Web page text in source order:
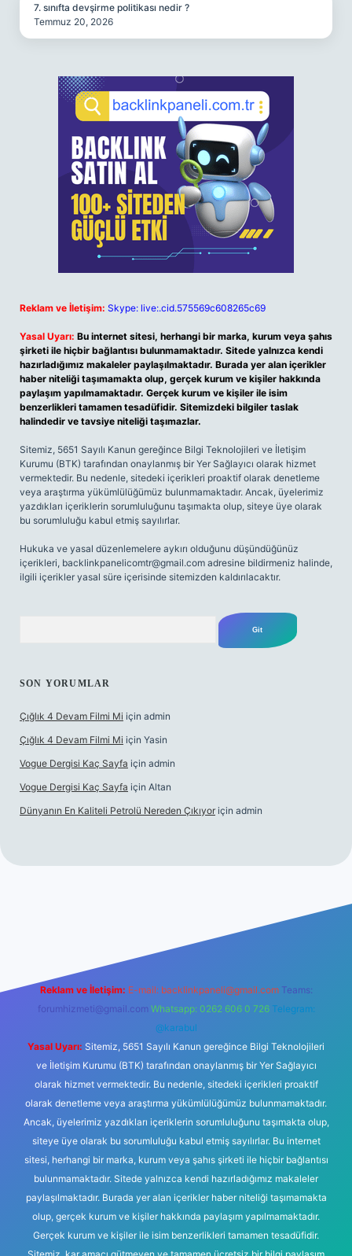
7. sınıfta devşirme politikası nedir ?
Temmuz 20, 2026
Reklam ve İletişim: Skype: live:.cid.575569c608265c69
Yasal Uyarı: Bu internet sitesi, herhangi bir marka, kurum veya şahıs
şirketi ile hiçbir bağlantısı bulunmamaktadır. Sitede yalnızca kendi
hazırladığımız makaleler paylaşılmaktadır. Burada yer alan içerikler
haber niteliği taşımamakta olup, gerçek kurum ve kişiler hakkında
paylaşım yapılmamaktadır. Gerçek kurum ve kişiler ile isim
benzerlikleri tamamen tesadüfidir. Sitemizdeki bilgiler taslak
halindedir ve tavsiye niteliği taşımazlar.
Sitemiz, 5651 Sayılı Kanun gereğince Bilgi Teknolojileri ve İletişim
Kurumu (BTK) tarafından onaylanmış bir Yer Sağlayıcı olarak hizmet
vermektedir. Bu nedenle, sitedeki içerikleri proaktif olarak denetleme
veya araştırma yükümlülüğümüz bulunmamaktadır. Ancak, üyelerimiz
yazdıkları içeriklerin sorumluluğunu taşımakta olup, siteye üye olarak
bu sorumluluğu kabul etmiş sayılırlar.
Hukuka ve yasal düzenlemelere aykırı olduğunu düşündüğünüz
içerikleri, backlinkpanelicomtr@gmail.com adresine bildirmeniz halinde,
ilgili içerikler yasal süre içerisinde sitemizden kaldırılacaktır.
SON YORUMLAR
Çığlık 4 Devam Filmi Mi için admin
Çığlık 4 Devam Filmi Mi için Yasin
Vogue Dergisi Kaç Sayfa için admin
Vogue Dergisi Kaç Sayfa için Altan
Dünyanın En Kaliteli Petrolü Nereden Çıkıyor için admin
Reklam ve İletişim: E-mail: backlinkpaneli@gmail.com Teams:
forumhizmeti@gmail.com Whatsapp: 0262 606 0 726 Telegram:
@karabul
Yasal Uyarı: Sitemiz, 5651 Sayılı Kanun gereğince Bilgi Teknolojileri
ve İletişim Kurumu (BTK) tarafından onaylanmış bir Yer Sağlayıcı
olarak hizmet vermektedir. Bu nedenle, sitedeki içerikleri proaktif
olarak denetleme veya araştırma yükümlülüğümüz bulunmamaktadır.
Ancak, üyelerimiz yazdıkları içeriklerin sorumluluğunu taşımakta olup,
siteye üye olarak bu sorumluluğu kabul etmiş sayılırlar. Bu internet
sitesi, herhangi bir marka, kurum veya şahıs şirketi ile hiçbir bağlantısı
bulunmamaktadır. Sitede yalnızca kendi hazırladığımız makaleler
paylaşılmaktadır. Burada yer alan içerikler haber niteliği taşımamakta
olup, gerçek kurum ve kişiler hakkında paylaşım yapılmamaktadır.
Gerçek kurum ve kişiler ile isim benzerlikleri tamamen tesadüfidir.